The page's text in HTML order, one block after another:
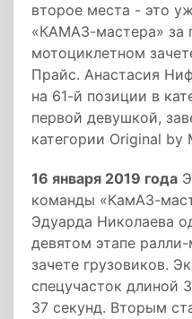
второе места - это
«КАМАЗ-мастера» за
мотоциклетном
Прайс. Анастасия
на 61-й позиции в
первой девушкой,
категории Original by
16 января 2019 года
команды «КамАЗ-
Эдуарда Николаева
девятом этапе
зачете грузовиков.
спецучасток длиной
37 секунд. Вторым